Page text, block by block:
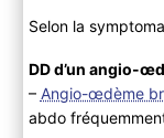
Selon la
DD d’un angio-
– Angio-œdème
abdo